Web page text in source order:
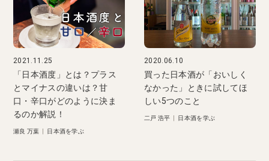
2021.11.25
「日本酒度」とは？プラス
とマイナスの違いは？甘
口・辛口がどのように決ま
るのか解説！
瀬良 万葉 日本酒を学ぶ
2020.06.10
買った日本酒が「おいしく
なかった」ときに試してほ
しい5つのこと
二戸 浩平 日本酒を学ぶ